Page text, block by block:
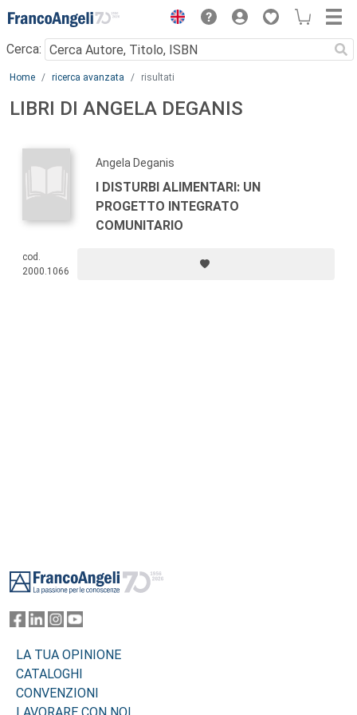
Menu
Cerca:
Main content
Home ricerca avanzata risultati
LIBRI DI ANGELA DEGANIS
Angela Deganis
I DISTURBI ALIMENTARI: UN
PROGETTO INTEGRATO
COMUNITARIO
cod.
2000.1066
LA TUA OPINIONE
CATALOGHI
CONVENZIONI